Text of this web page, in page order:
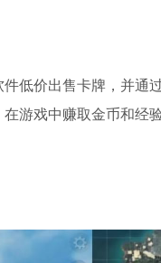
低价出售卡牌，并通
游戏中赚取金币和经验